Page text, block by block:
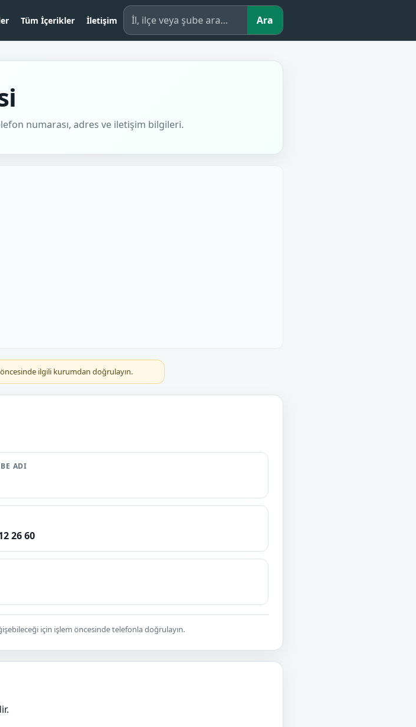
Tüm İçerikler İletişim
İl, ilçe veya şube ara
Ara
numarası, adres ve iletişim bilgileri.
öncesinde ilgili kurumdan doğrulayın.
ADI
26 60
için işlem öncesinde telefonla doğrulayın.